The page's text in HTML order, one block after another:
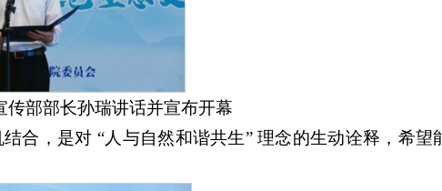
传部部长孙瑞讲话并宣布开幕
合，是对 “人与自然和谐共生” 理念的生动诠释，希望